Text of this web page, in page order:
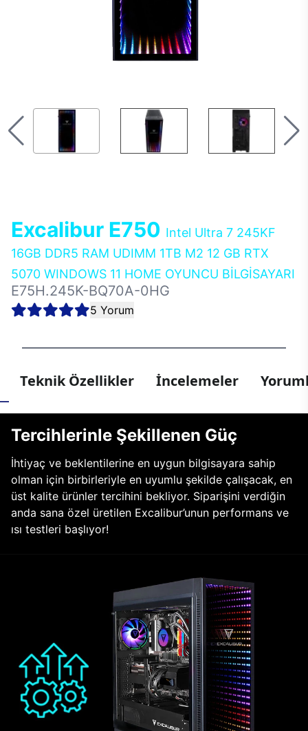
Excalibur E750 Intel Ultra 7 245KF
16GB DDR5 RAM UDIMM 1TB M2 12 GB RTX
5070 WINDOWS 11 HOME OYUNCU BİLGİSAYARI
E75H.245K-BQ70A-0HG
5 Yorum
Teknik Özellikler İncelemeler
Tercihlerinle Şekillenen Güç
İhtiyaç ve beklentilerine en uygun bilgisayara sahip
olman için birbirleriyle en uyumlu şekilde çalışacak, en
üst kalite ürünler tercihini bekliyor. Siparişini verdiğin
anda sana özel üretilen Excalibur’unun performans ve
ısı testleri başlıyor!